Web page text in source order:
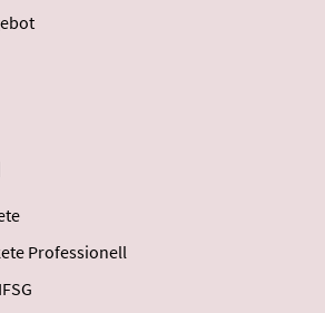
Professionell